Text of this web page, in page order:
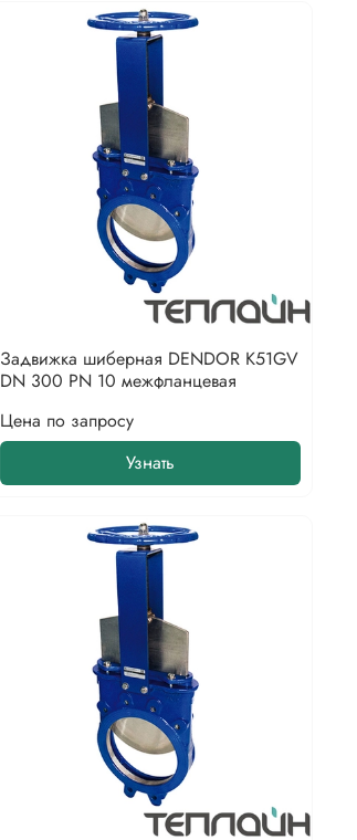
Задвижка шиберная DENDOR K51GV
DN 300 PN 10 межфланцевая
Цена по запросу
Узнать